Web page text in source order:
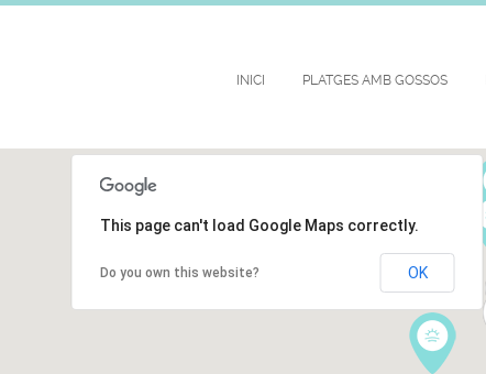
INICI PLATGES AMB GOSSOS
This page can't load Google Maps correctly.
Do you own this website? OK